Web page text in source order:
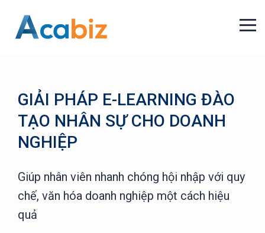
GIẢI PHÁP E-LEARNING ĐÀO
TẠO NHÂN SỰ CHO DOANH
NGHIỆP
Giúp nhân viên nhanh chóng hội nhập với quy
chế, văn hóa doanh nghiệp một cách hiệu
quả